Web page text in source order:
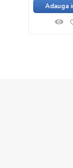
Adauga